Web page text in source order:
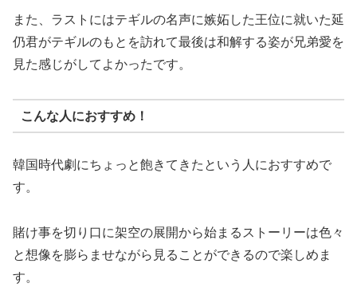
また、ラストにはテギルの名声に嫉妬した王位に就いた延
仍君がテギルのもとを訪れて最後は和解する姿が兄弟愛を
見た感じがしてよかったです。
こんな人におすすめ！
韓国時代劇にちょっと飽きてきたという人におすすめで
す。
賭け事を切り口に架空の展開から始まるストーリーは色々
と想像を膨らませながら見ることができるので楽しめま
す。